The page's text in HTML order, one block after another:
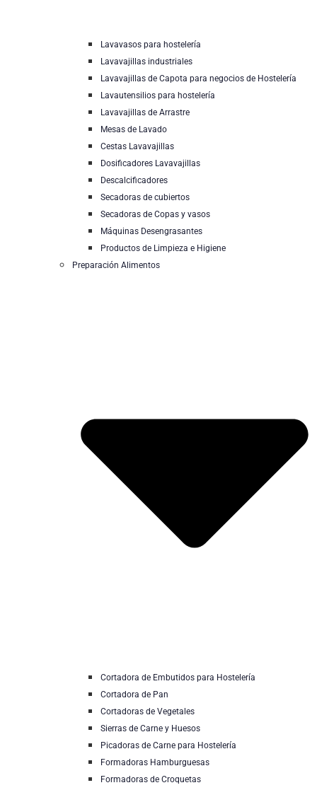
Lavavasos para hostelería
Lavavajillas industriales
Lavavajillas de Capota para negocios de Hostelería
Lavautensilios para hostelería
Lavavajillas de Arrastre
Mesas de Lavado
Cestas Lavavajillas
Dosificadores Lavavajillas
Descalcificadores
Secadoras de cubiertos
Secadoras de Copas y vasos
Máquinas Desengrasantes
Productos de Limpieza e Higiene
Preparación Alimentos
Cortadora de Embutidos para Hostelería
Cortadora de Pan
Cortadoras de Vegetales
Sierras de Carne y Huesos
Picadoras de Carne para Hostelería
Formadoras Hamburguesas
Formadoras de Croquetas